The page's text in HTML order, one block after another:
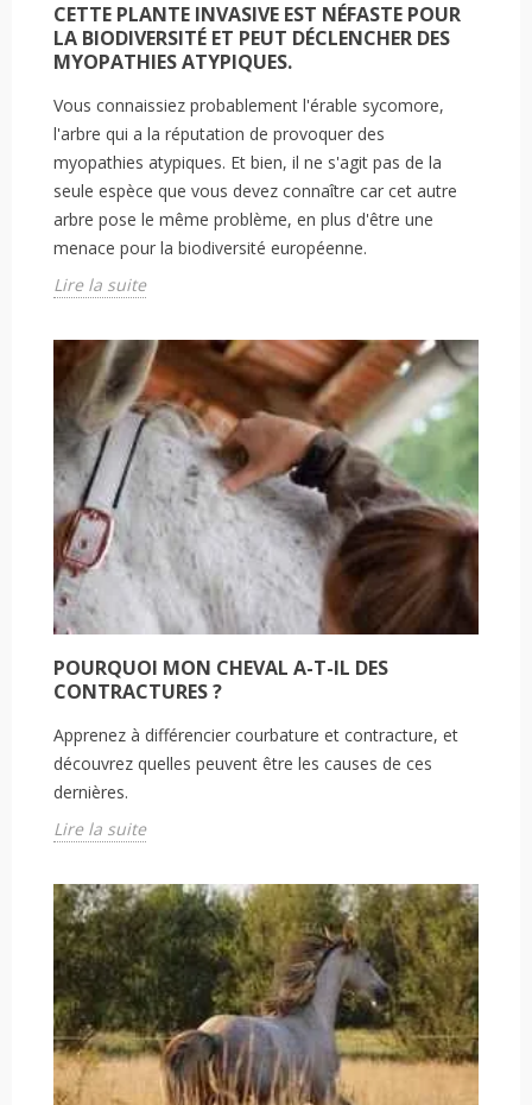
CETTE PLANTE INVASIVE EST NÉFASTE POUR
LA BIODIVERSITÉ ET PEUT DÉCLENCHER DES
MYOPATHIES ATYPIQUES.
Vous connaissiez probablement l'érable sycomore,
l'arbre qui a la réputation de provoquer des
myopathies atypiques. Et bien, il ne s'agit pas de la
seule espèce que vous devez connaître car cet autre
arbre pose le même problème, en plus d'être une
menace pour la biodiversité européenne.
Lire la suite
POURQUOI MON CHEVAL A-T-IL DES
CONTRACTURES ?
Apprenez à différencier courbature et contracture, et
découvrez quelles peuvent être les causes de ces
dernières.
Lire la suite